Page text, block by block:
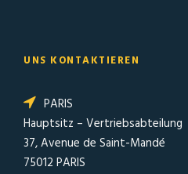
UNS KONTAKTIEREN
PARIS
Hauptsitz – Vertriebsabteilung
37, Avenue de Saint-Mandé
75012 PARIS